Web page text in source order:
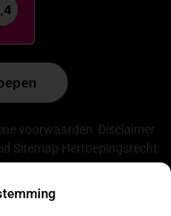
voorwaarden Disclaimer
Sitemap Herroepingsrecht
bij
WebwinkelKeur